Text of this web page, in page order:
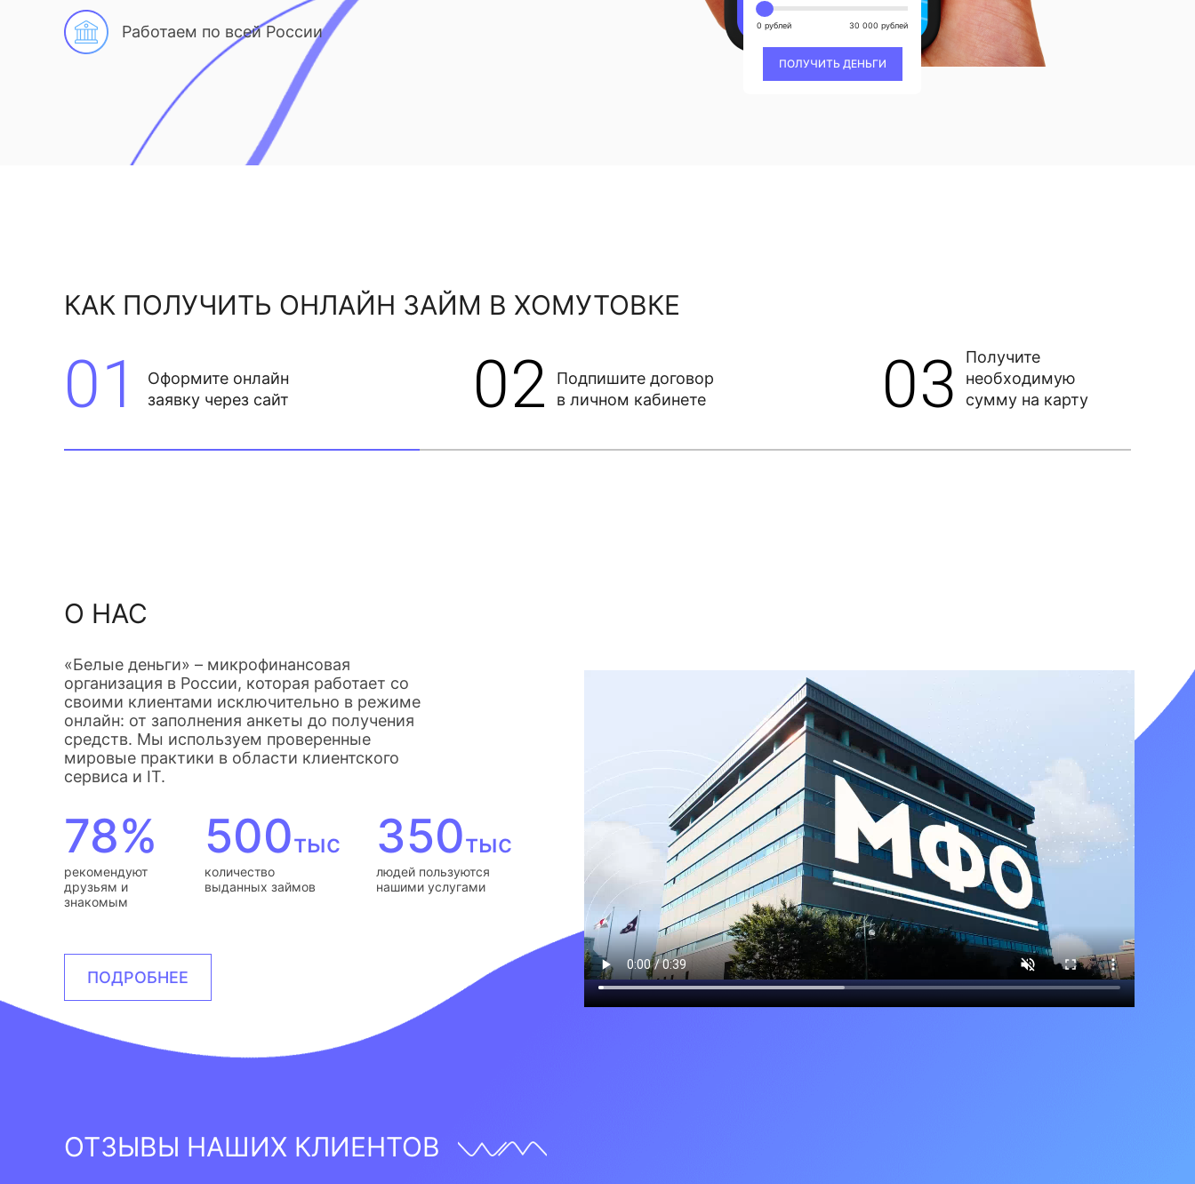
Работаем по всей России 0 рублей 30 000 рублей
ПОЛУЧИТЬ ДЕНЬГИ
КАК ПОЛУЧИТЬ ОНЛАЙН ЗАЙМ В ХОМУТОВКЕ
01
Оформите онлайн
заявку через сайт
02
Подпишите договор
в личном кабинете
03
Получите
необходимую
сумму на карту
О НАС
«Белые деньги» – микрофинансовая
организация в России, которая работает со
своими клиентами исключительно в режиме
онлайн: от заполнения анкеты до получения
средств. Мы используем проверенные
мировые практики в области клиентского
сервиса и IT.
78%
рекомендуют
друзьям и
знакомым
500тыс
количество
выданных займов
350тыс
людей пользуются
нашими услугами
ПОДРОБНЕЕ
ОТЗЫВЫ НАШИХ КЛИЕНТОВ